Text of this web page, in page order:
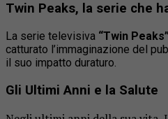
Twin Peaks, la serie che
La serie televisiva “Twin
catturato l’immaginazione del
il suo impatto duraturo.
Gli Ultimi Anni e la Salute